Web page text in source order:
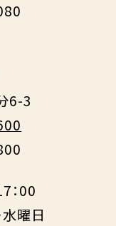
6-3
：00
曜日